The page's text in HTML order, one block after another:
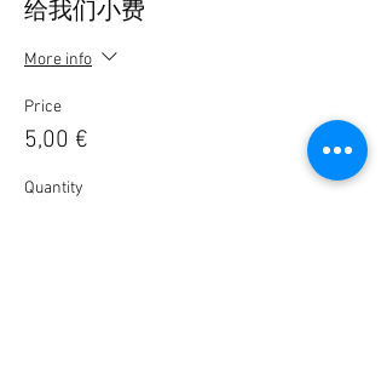
给我们小费
More info
Price
5,00 €
Quantity